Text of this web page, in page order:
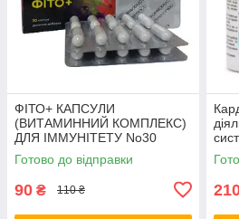
ФІТО+ КАПСУЛИ
(ВИТАМИННИЙ КОМПЛЕКС)
ДЛЯ ІММУНІТЕТУ No30
Готово до відправки
90 ₴ 110 ₴
12.26